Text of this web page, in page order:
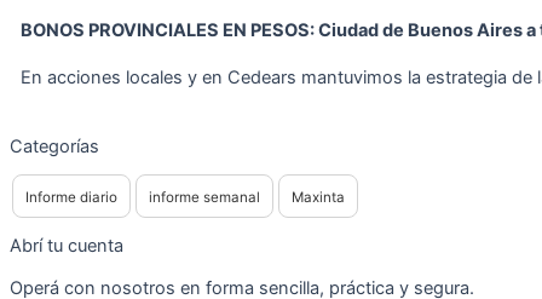
BONOS PROVINCIALES EN PESOS: Ciudad de Buenos Aires
En acciones locales y en Cedears mantuvimos la estrategia de
Categorías
Informe diario informe semanal Maxinta
Abrí tu cuenta
Operá con nosotros en forma sencilla, práctica y segura.